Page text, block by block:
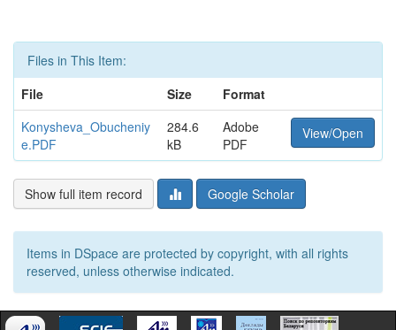
Files in This Item:
File
Size
Format
Konysheva_Obucheniy
e.PDF
284.6
kB
Adobe
PDF
View/Open
Show full item record Google Scholar
Items in DSpace are protected by copyright, with all rights
reserved, unless otherwise indicated.